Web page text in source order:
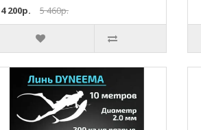
4 200р.
5 460р.